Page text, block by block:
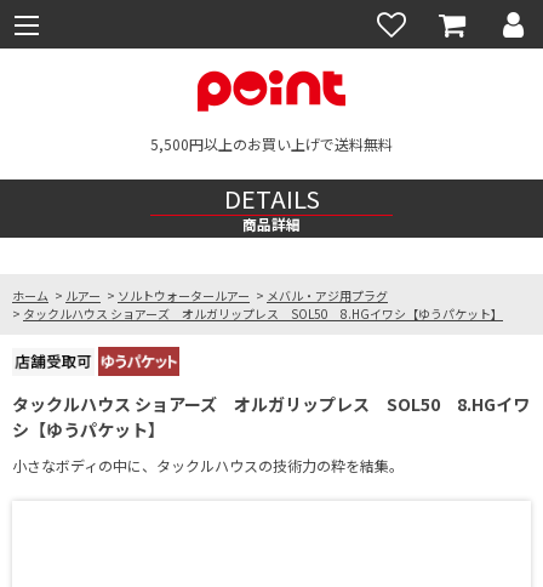
5,500円以上のお買い上げで送料無料
DETAILS
商品詳細
ホーム > ルアー > ソルトウォータールアー > メバル・アジ用プラグ
> タックルハウス ショアーズ オルガリップレス SOL50 8.HGイワシ【ゆうパケット】
タックルハウス ショアーズ オルガリップレス SOL50 8.HGイワ
シ【ゆうパケット】
小さなボディの中に、タックルハウスの技術力の粋を結集。